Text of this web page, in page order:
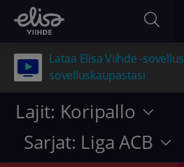
Lataa Elisa Viihde -sovellus
sovelluskaupastasi
Lajit: Koripallo
Sarjat: Liga ACB